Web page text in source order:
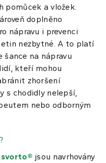
a vložek.
doplněno
nápravu i prevenci
nezbytné. A to platí
šance na nápravu
kteří mohou
zhoršení
s chodidly nelepší,
nebo odborným
svorto® jsou navrhovány